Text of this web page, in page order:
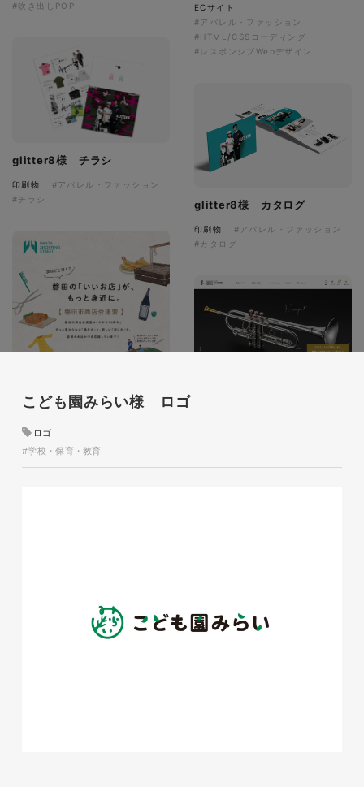
ECサイト
#アパレル・ファッション
#HTML/CSSコーディング
#レスポンシブWebデザイン
#吹き出しPOP
glitter8様 チラシ
印刷物
#アパレル・ファッション
#チラシ
glitter8様 カタログ
印刷物
#アパレル・ファッション
#カタログ
磐田商工会議所様 磐田市商店
こども園みらい様 ロゴ
ロゴ
#学校・保育・教育